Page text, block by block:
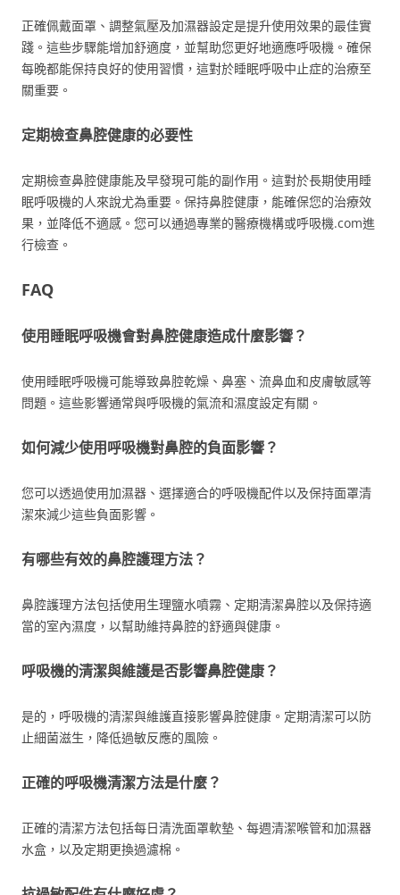
正確佩戴面罩、調整氣壓及加濕器設定是提升使用效果的最佳實
踐。這些步驟能增加舒適度，並幫助您更好地適應呼吸機。確保
每晚都能保持良好的使用習慣，這對於睡眠呼吸中止症的治療至
關重要。
定期檢查鼻腔健康的必要性
定期檢查鼻腔健康能及早發現可能的副作用。這對於長期使用睡
眠呼吸機的人來說尤為重要。保持鼻腔健康，能確保您的治療效
果，並降低不適感。您可以通過專業的醫療機構或呼吸機.com進
行檢查。
FAQ
使用睡眠呼吸機會對鼻腔健康造成什麼影響？
使用睡眠呼吸機可能導致鼻腔乾燥、鼻塞、流鼻血和皮膚敏感等
問題。這些影響通常與呼吸機的氣流和濕度設定有關。
如何減少使用呼吸機對鼻腔的負面影響？
您可以透過使用加濕器、選擇適合的呼吸機配件以及保持面罩清
潔來減少這些負面影響。
有哪些有效的鼻腔護理方法？
鼻腔護理方法包括使用生理鹽水噴霧、定期清潔鼻腔以及保持適
當的室內濕度，以幫助維持鼻腔的舒適與健康。
呼吸機的清潔與維護是否影響鼻腔健康？
是的，呼吸機的清潔與維護直接影響鼻腔健康。定期清潔可以防
止細菌滋生，降低過敏反應的風險。
正確的呼吸機清潔方法是什麼？
正確的清潔方法包括每日清洗面罩軟墊、每週清潔喉管和加濕器
水盒，以及定期更換過濾棉。